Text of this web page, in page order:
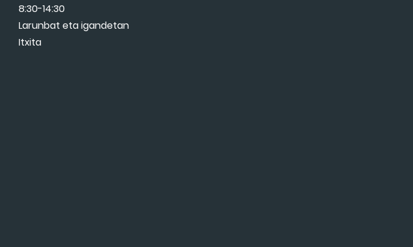
8:30-14:30
Larunbat eta igandetan
Itxita